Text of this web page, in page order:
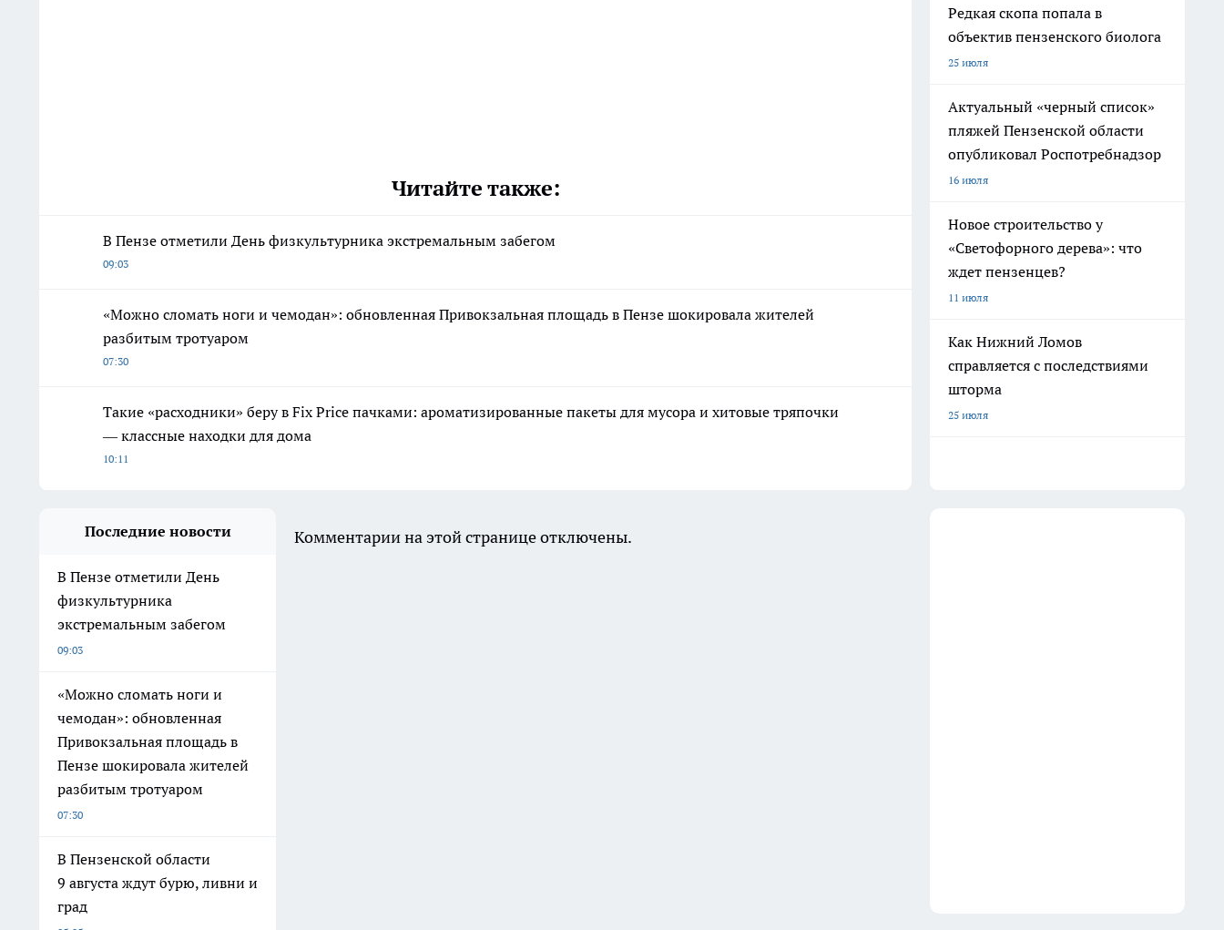
Читайте также:
В Пензе отметили День физкультурника экстремальным забегом
09:03
«Можно сломать ноги и чемодан»: обновленная Привокзальная площадь в Пензе шокировала жителей
разбитым тротуаром
07:30
Такие «расходники» беру в Fix Price пачками: ароматизированные пакеты для мусора и хитовые тряпочки
— классные находки для дома
10:11
Редкая скопа попала в
объектив пензенского биолога
25 июля
Актуальный «черный список»
пляжей Пензенской области
опубликовал Роспотребнадзор
16 июля
Новое строительство у
«Светофорного дерева»: что
ждет пензенцев?
11 июля
Как Нижний Ломов
справляется с последствиями
шторма
25 июля
Последние новости
В Пензе отметили День
физкультурника
экстремальным забегом
09:03
«Можно сломать ноги и
чемодан»: обновленная
Привокзальная площадь в
Пензе шокировала жителей
разбитым тротуаром
07:30
В Пензенской области
9 августа ждут бурю, ливни и
град
Комментарии на этой странице отключены.